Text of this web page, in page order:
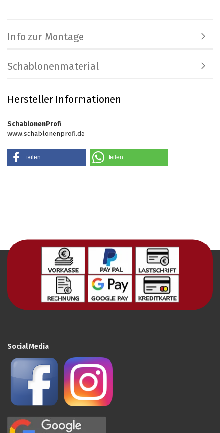
Info zur Montage
Schablonenmaterial
Hersteller Informationen
SchablonenProfi
www.schablonenprofi.de
teilen teilen
Social Media